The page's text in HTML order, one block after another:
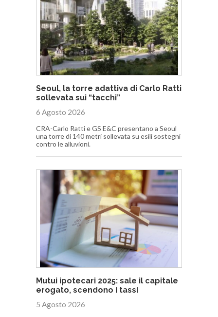
Seoul, la torre adattiva di Carlo Ratti
sollevata sui “tacchi”
6 Agosto 2026
CRA-Carlo Ratti e GS E&C presentano a Seoul
una torre di 140 metri sollevata su esili sostegni
contro le alluvioni.
Mutui ipotecari 2025: sale il capitale
erogato, scendono i tassi
5 Agosto 2026